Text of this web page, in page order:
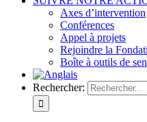
Axes d’intervention
Conférences
Appel à projets
Rejoindre la
Boîte à outils de
Rechercher: